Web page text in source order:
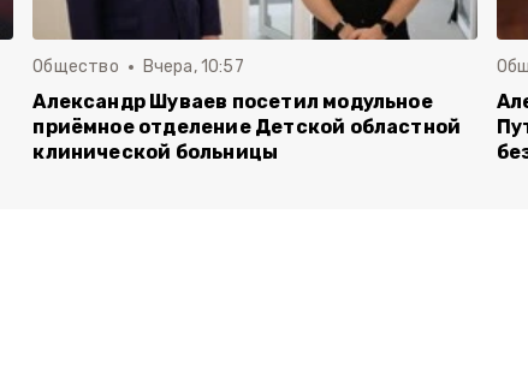
Общество Вчера, 10:57
Александр Шуваев посетил модульное
приёмное отделение Детской областной
клинической больницы